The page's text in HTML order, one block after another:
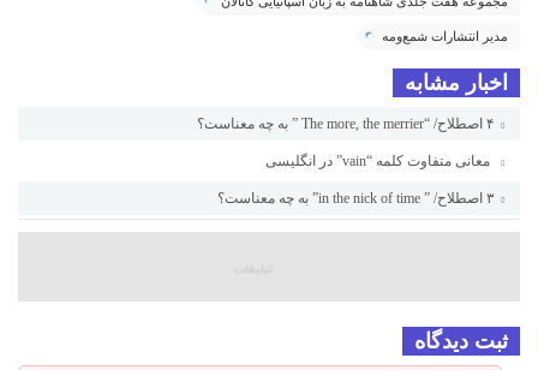
مدیر انتشارات شمع‌ومه
اخبار مشابه
معانی متفاوت کلمه “vain” در انگلیسی
ثبت دیدگاه